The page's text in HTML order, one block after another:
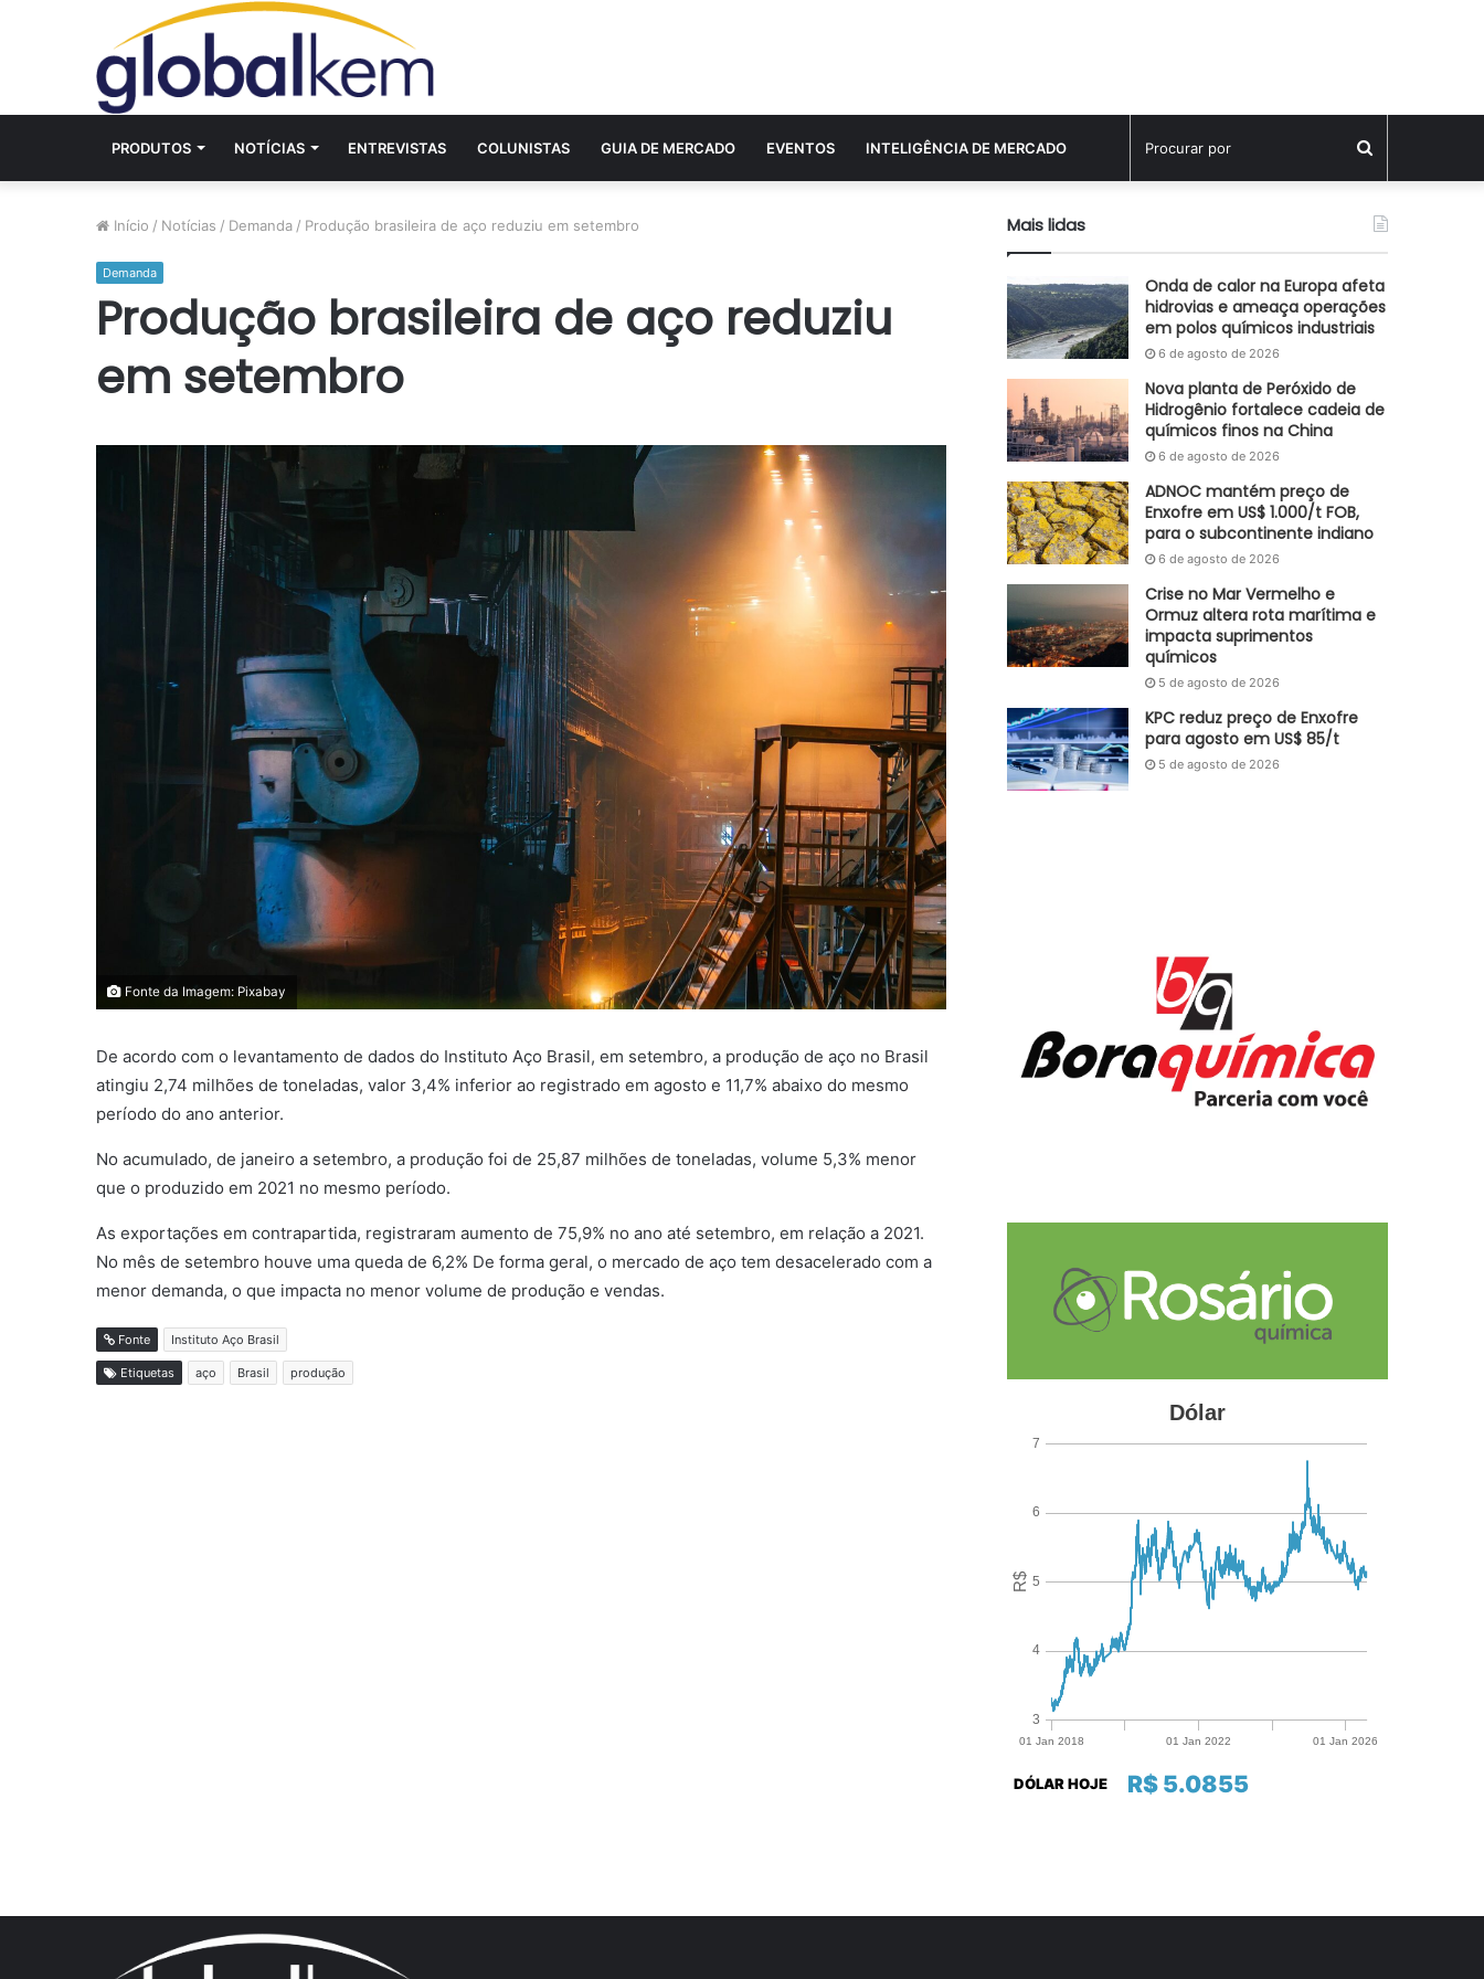
PRODUTOS NOTÍCIAS ENTREVISTAS COLUNISTAS GUIA DE MERCADO EVENTOS INTELIGÊNCIA DE MERCADO
por
Início / Notícias / Demanda / Produção brasileira de aço reduziu em setembro
Demanda
Produção brasileira de aço reduziu
em setembro
Fonte da Imagem: Pixabay
De acordo com o levantamento de dados do Instituto Aço Brasil, em setembro, a produção de aço no Brasil
atingiu 2,74 milhões de toneladas, valor 3,4% inferior ao registrado em agosto e 11,7% abaixo do mesmo
período do ano anterior.
No acumulado, de janeiro a setembro, a produção foi de 25,87 milhões de toneladas, volume 5,3% menor
que o produzido em 2021 no mesmo período.
As exportações em contrapartida, registraram aumento de 75,9% no ano até setembro, em relação a 2021.
No mês de setembro houve uma queda de 6,2% De forma geral, o mercado de aço tem desacelerado com a
menor demanda, o que impacta no menor volume de produção e vendas.
Fonte Instituto Aço Brasil
Etiquetas aço Brasil produção
Mais lidas
Onda de calor na Europa afeta
hidrovias e ameaça operações
em polos químicos industriais
6 de agosto de 2026
Nova planta de Peróxido de
Hidrogênio fortalece cadeia de
químicos finos na China
6 de agosto de 2026
ADNOC mantém preço de
Enxofre em US$ 1.000/t FOB,
para o subcontinente indiano
6 de agosto de 2026
Crise no Mar Vermelho e
Ormuz altera rota marítima e
impacta suprimentos
químicos
5 de agosto de 2026
KPC reduz preço de Enxofre
para agosto em US$ 85/t
5 de agosto de 2026
R$ 5.0855
DÓLAR HOJE